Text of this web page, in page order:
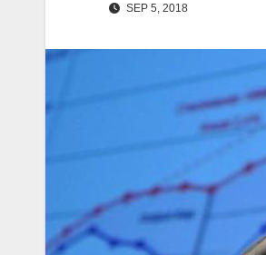
SEP 5, 2018